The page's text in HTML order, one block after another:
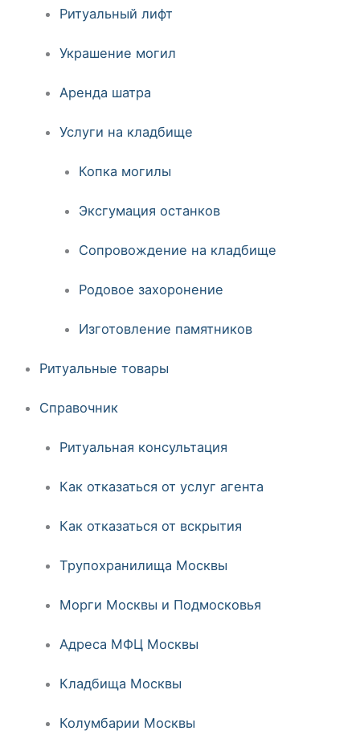
Ритуальный лифт
Украшение могил
Аренда шатра
Услуги на кладбище
Копка могилы
Эксгумация останков
Сопровождение на кладбище
Родовое захоронение
Изготовление памятников
Ритуальные товары
Справочник
Ритуальная консультация
Как отказаться от услуг агента
Как отказаться от вскрытия
Трупохранилища Москвы
Морги Москвы и Подмосковья
Адреса МФЦ Москвы
Кладбища Москвы
Колумбарии Москвы